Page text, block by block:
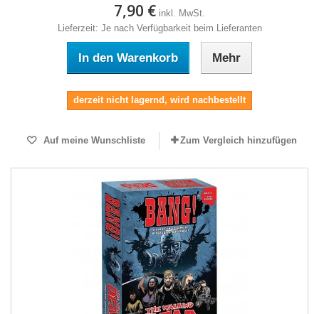
7,90 € inkl. MwSt.
Lieferzeit: Je nach Verfügbarkeit beim Lieferanten
In den Warenkorb Mehr
derzeit nicht lagernd, wird nachbestellt
Auf meine Wunschliste Zum Vergleich hinzufügen